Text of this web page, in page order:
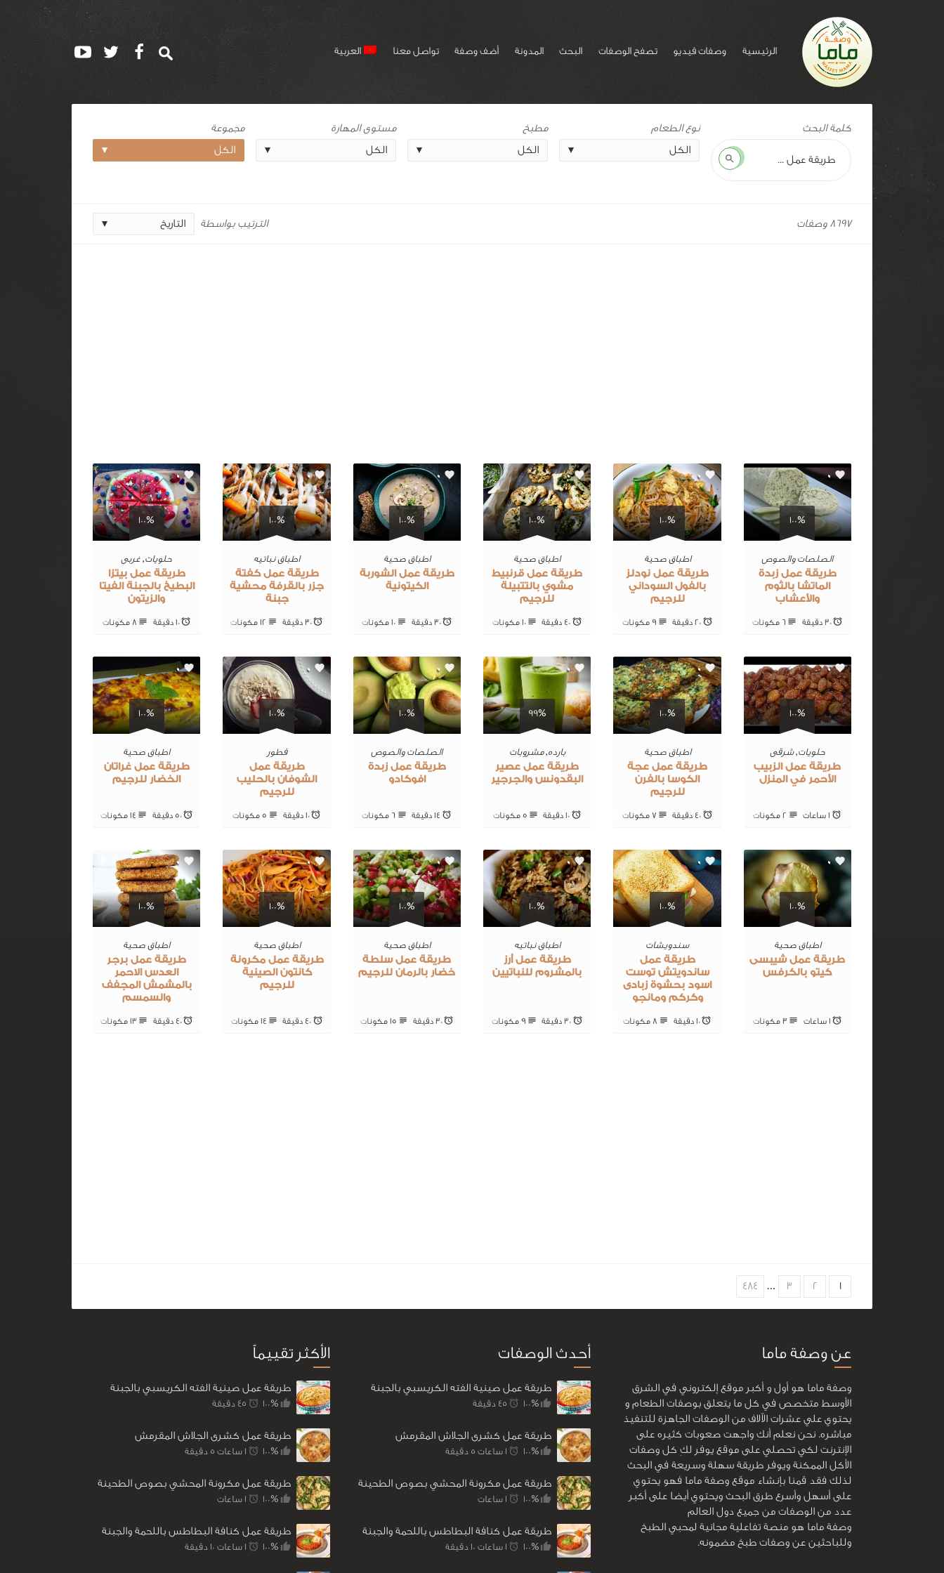
الرئيسية وصفات فيديو تصفح الوصفات البحث المدونة أضف وصفة تواصل معنا العربية
صحي
ولذيذ
كلمة البحث
بحث
مطبخ
مستوى المهارة
مجموعة
8697 وصفات الترتيب بواسطة التاريخ
100%
0
الصلصات والصوص
طريقة عمل زبدة
الماتشا بالثوم
والأعشاب
30 ‎دقيقة 6 ‎مكونات
100%
0
اطباق صحية
طريقة عمل نودلز
بالفول السوداني
للرجيم
20 ‎دقيقة 9 ‎مكونات
100%
0
اطباق صحية
طريقة عمل قرنبيط
مشوي بالتتبيلة
للرجيم
40 ‎دقيقة 10 ‎مكونات
100%
0
اطباق صحية
طريقة عمل الشوربة
الكيتونية
30 ‎دقيقة 10 ‎مكونات
100%
0
اطباق نباتيه
طريقة عمل كفتة
جزر بالقرفة محشية
جبنة
30 ‎دقيقة 12 ‎مكونات
100%
0
حلويات, غربى
طريقة عمل بيتزا
البطيخ بالجبنة الفيتا
والزيتون
10 ‎دقيقة 8 ‎مكونات
100%
0
حلويات,شرقى
طريقة عمل الزبيب
الأحمر في المنزل
1 ساعات 2 ‎مكونات
100%
0
اطباق صحية
طريقة عمل عجة
الكوسا بالفرن
للرجيم
40 ‎دقيقة 7 ‎مكونات
99%
0
بارده,مشروبات
طريقة عمل عصير
البقدونس والجرجير
10 ‎دقيقة 5 ‎مكونات
100%
0
الصلصات والصوص
طريقة عمل زبدة
افوكادو
14 ‎دقيقة 6 ‎مكونات
100%
0
فطور
طريقة عمل
الشوفان بالحليب
للرجيم
10 ‎دقيقة 5 ‎مكونات
100%
0
اطباق صحية
طريقة عمل غراتان
الخضار للرجيم
50 ‎دقيقة 14 ‎مكونات
100%
0
اطباق صحية
طريقة عمل شيبسى
كيتو بالكرفس
1 ساعات 3 ‎مكونات
100%
0
سندويشات
طريقة عمل
ساندويتش توست
اسود بحشوة زبادى
وكركم ومانجو
10 ‎دقيقة 8 ‎مكونات
100%
0
اطباق نباتيه
طريقة عمل أرز
بالمشروم للنباتيين
30 ‎دقيقة 9 ‎مكونات
100%
0
اطباق صحية
طريقة عمل سلطة
خضار بالرمان للرجيم
30 ‎دقيقة 15 ‎مكونات
100%
0
اطباق صحية
طريقة عمل مكرونة
كانتون الصينية
للرجيم
40 ‎دقيقة 14 ‎مكونات
100%
0
اطباق صحية
طريقة عمل برجر
العدس الاحمر
بالمشمش المجفف
والسمسم
40 ‎دقيقة 13 ‎مكونات
Choose
page
1
2
3
…
484
الأكثر تقييماً
طريقة عمل صينية الفته الكريسبي بالجبنة
100% 45 ‎دقيقة
طريقة عمل كشرى الجلاش المقرمش
100% 1 ساعات 5 ‎دقيقة
طريقة عمل مكرونة المحشي بصوص الطحينة
100% 1 ساعات
طريقة عمل كنافة البطاطس باللحمة والجبنة
100% 1 ساعات 10 ‎دقيقة
أحدث الوصفات
طريقة عمل صينية الفته الكريسبي بالجبنة
100% 45 ‎دقيقة
طريقة عمل كشرى الجلاش المقرمش
100% 1 ساعات 5 ‎دقيقة
طريقة عمل مكرونة المحشي بصوص الطحينة
100% 1 ساعات
طريقة عمل كنافة البطاطس باللحمة والجبنة
100% 1 ساعات 10 ‎دقيقة
عن وصفة ماما
وصفة ماما هو أول و أكبر موقع إلكتروني في الشرق
الأوسط متخصص في كل ما يتعلق بوصفات الطعام و
يحتوي علي عشرات الآلاف من الوصفات الجاهزة للتنفيذ
مباشره. نحن نعلم أنكِ واجهت صعوبات كثيره على
الإنترنت لكي تحصلي على موقع يوفر لكِ كل وصفات
الأكل الممكنة ويوفر طريقة سهلة وسريعة في البحث
لذلك فقد قمنا بإنشاء موقع وصفة ماما فهو يحتوي
على أسهل وأسرع طرق البحث ويحتوي أيضا على أكبر
عدد من الوصفات من جميع دول العالم
وصفة ماما هو منصة تفاعلية مجانية لمحبي الطبخ
وللباحثين عن وصفات طبخ مضمونه.